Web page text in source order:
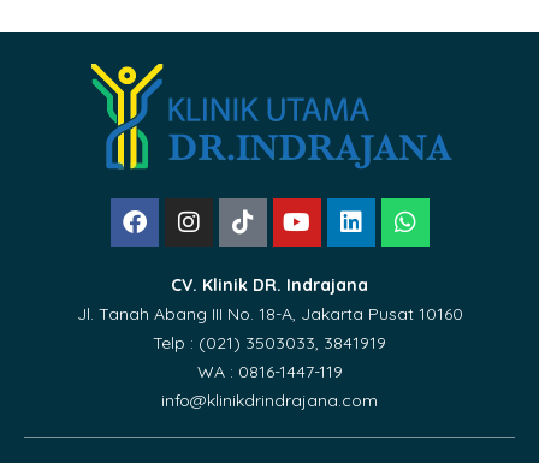
CV. Klinik DR. Indrajana
Jl. Tanah Abang III No. 18-A, Jakarta Pusat 10160
Telp : (021) 3503033, 3841919
WA : 0816-1447-119
info@klinikdrindrajana.com